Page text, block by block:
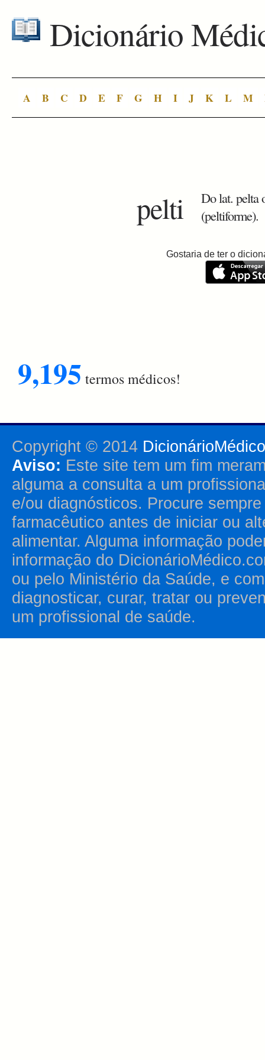
Dicionário
A B C D E F G H I J K L M
pelti
Do lat. pelta
(peltiforme).
Gostaria de ter o
9,195 termos médicos!
Copyright © 2014
Aviso: Este site tem um fim
alguma a consulta a um
e/ou diagnósticos. Procure
farmacêutico antes de iniciar ou
alimentar. Alguma informação
informação do
ou pelo Ministério da Saúde, e
diagnosticar, curar, tratar ou
um profissional de saúde.